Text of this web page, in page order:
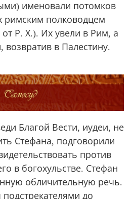
именовали потомков
римским полководцем
от Р. Х.). Их увели в Рим, а
возвратив в Палестину.
Благой Вести, иудеи, не
Стефана, подговорили
против
в богохульстве. Стефан
обличительную речь.
до